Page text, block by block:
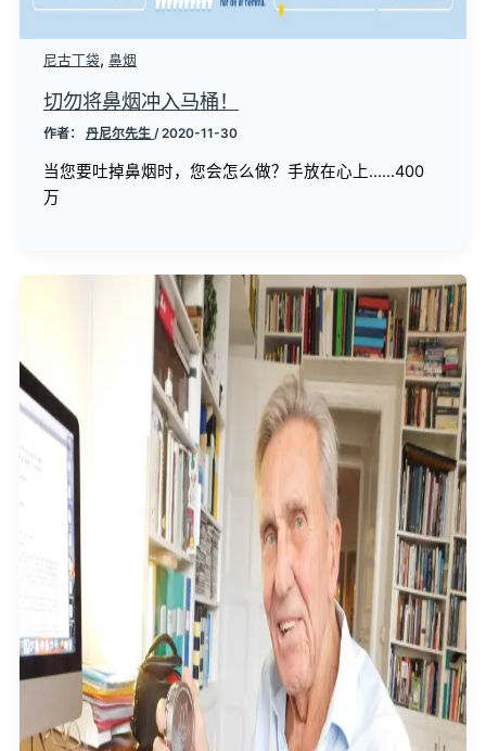
尼古丁袋, 鼻烟
切勿将鼻烟冲入马桶！
作者： 丹尼尔先生 /2020-11-30
当您要吐掉鼻烟时，您会怎么做？手放在心上......400
万